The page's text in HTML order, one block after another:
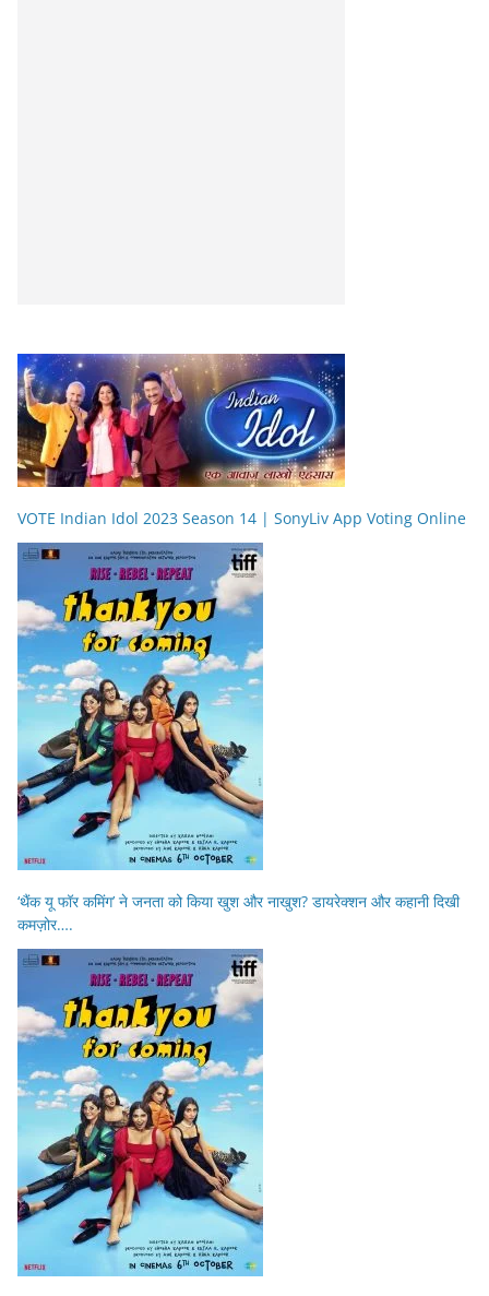
VOTE Indian Idol 2023 Season 14 | SonyLiv App Voting Online
‘थैंक यू फॉर कमिंग’ ने जनता को किया खुश और नाखुश? डायरेक्शन और कहानी दिखी
कमज़ोर….